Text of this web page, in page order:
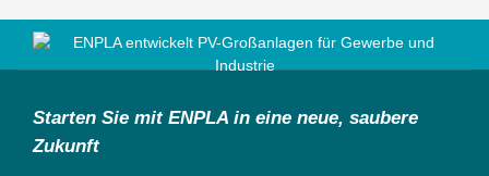
Starten Sie mit ENPLA in eine neue, saubere
Zukunft